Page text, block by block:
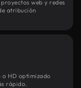
web y redes
atribución
HD optimizado
rápido.